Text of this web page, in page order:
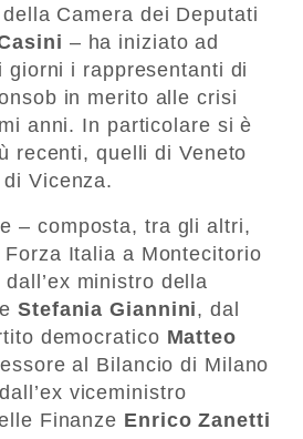
Camera dei Deputati
– ha iniziato ad
giorni i rappresentanti di
in merito alle crisi
anni. In particolare si è
recenti, quelli di Veneto
Vicenza.
– composta, tra gli altri,
Italia a Montecitorio
dall’ex ministro della
Stefania Giannini, dal
democratico Matteo
al Bilancio di Milano
viceministro
Finanze Enrico Zanetti